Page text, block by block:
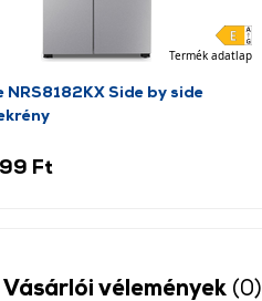
Termék adatlap
NRS8182KX Side by side
Ft
Vásárlói vélemények (0)